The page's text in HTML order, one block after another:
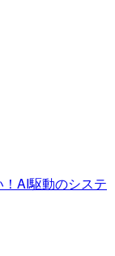
！AI駆動のシステ